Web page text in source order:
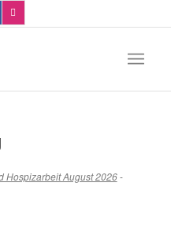
Hospizarbeit August 2026-